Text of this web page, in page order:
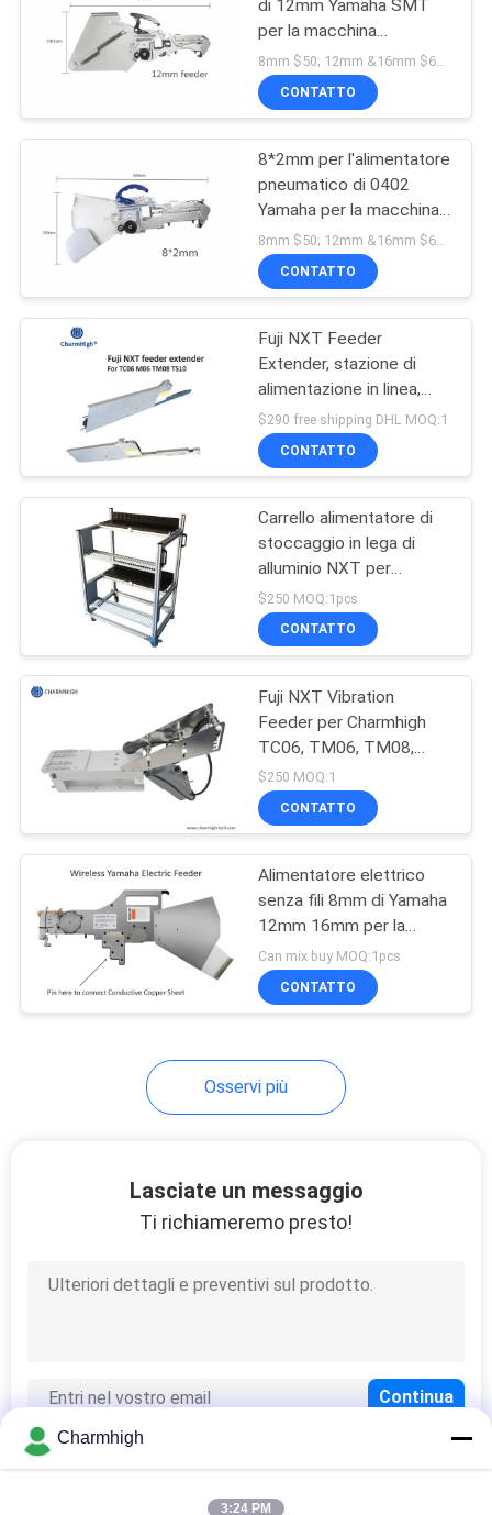
LINE
DEL
SITO
POLITICA
PRIVACY
Alimentatore di SMT
21
Piccola macchina di
SMT
scelta dello smd e
macchina del posto
Catena di
montaggio del PWB
Accessori di SMT
di 12mm Yamaha SMT
per la macchina
CHMT530P4/560P4/761
di Smt Pnp
8mm $50; 12mm &16mm $67 ; 24mm $198 MOQ:1
CONTATTO
8*2mm per l'alimentatore
pneumatico di 0402
Yamaha per la macchina
CHMT530P4/560P4/510
di Pnp
CONTATTO
Fuji NXT Feeder
Extender, stazione di
alimentazione in linea,
pistola di alimentazione,
tavolo di carico del NXT
Feeder
$290 free shipping DHL MOQ:1
CONTATTO
Carrello alimentatore di
stoccaggio in lega di
alluminio NXT per
macchine SMT FUJI
NXT Electric Feeder
Charmhigh
$250 MOQ:1pcs
CONTATTO
Fuji NXT Vibration
Feeder per Charmhigh
TC06, TM06, TM08,
TS10
$250 MOQ:1
CONTATTO
Alimentatore elettrico
senza fili 8mm di Yamaha
12mm 16mm per la
scelta di DIY SMT e la
macchina del posto,
macchina di Charmhigh
Can mix buy MOQ:1pcs
CONTATTO
Osservi più
Lasciate un messaggio
Ti richiameremo presto!
Charmhigh
3:24 PM